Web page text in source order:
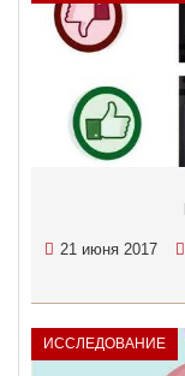
21 июня 2017
ИССЛЕДОВАНИЕ